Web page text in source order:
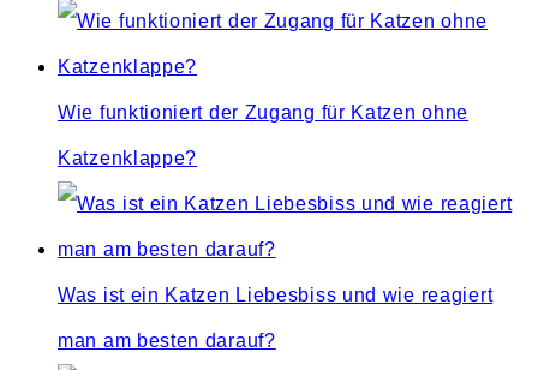
Wie funktioniert der Zugang für Katzen ohne
Katzenklappe?
Was ist ein Katzen Liebesbiss und wie reagiert
man am besten darauf?